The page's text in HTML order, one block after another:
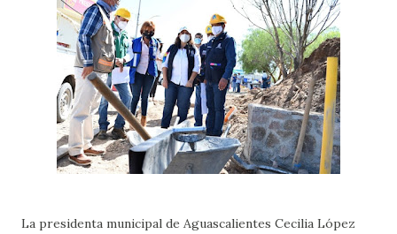
La presidenta municipal de Aguascalientes Cecilia López